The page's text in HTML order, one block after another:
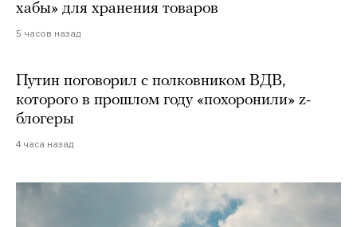
хабы» для хранения товаров
5 часов назад
Путин поговорил с полковником ВДВ,
которого в прошлом году «похоронили» z-
блогеры
4 часа назад